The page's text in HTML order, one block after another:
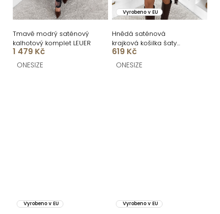
Tmavě modrý saténový
kalhotový komplet LEUER
1 479 Kč
ONESIZE
Vyrobeno v EU
Hnědá saténová
krajková košilka šaty
ZOMARI
619 Kč
ONESIZE
Vyrobeno v EU Vyrobeno v EU